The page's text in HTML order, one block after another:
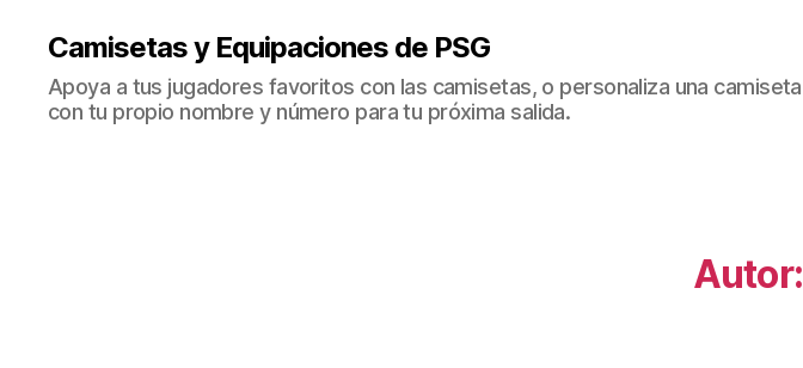
Camisetas y Equipaciones de PSG
Apoya a tus jugadores favoritos con las camisetas, o personaliza una camiseta
con tu propio nombre y número para tu próxima salida.
Autor: